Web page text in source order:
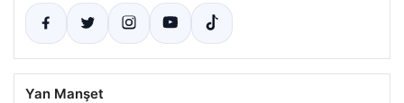
Yan Manşet